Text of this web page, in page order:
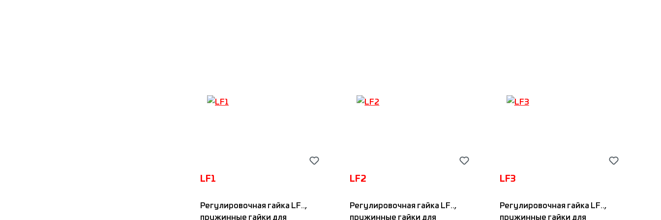
LF1
Регулировочная гайка LF..,
пружинные гайки для
LF2
Регулировочная гайка LF..,
пружинные гайки для
LF3
Регулировочная гайка LF..,
пружинные гайки для